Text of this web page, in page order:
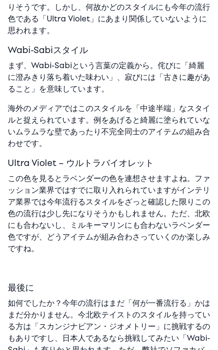
りそうです。しかし、何故かどのスタイルにも今年の流行
色である「Ultra Violet」にあまり関係していないように
思われます。
Wabi-Sabiスタイル
まず、Wabi-Sabiという言葉の定義から。侘びに「綺麗
に澄みきり落ち着いた味わい」、寂びには「古きに趣があ
ること」を意味しています。
海外のメディアではこのスタイルを「中途半端」なスタイ
ルと捉えられています。例をあげると綺麗に塗られていな
いムラムラな壁であったり不完全同士のアイテムの組み合
わせです。
Ultra Violet – ウルトラバイオレット
この色を見るとラベンダーの色を連想させますよね。ファ
ッション業界ではすでに取り入れられていますがインテリ
ア業界では今年流行るスタイルをざっと確認した限りこの
色の流行は少し先になりそうかもしれません。ただ、北欧
にも合わないし、ミルキーマリンにも合わないラベンダー
色ですが、どうアイテムが組み合わさっていくのか楽しみ
ですね。
最後に
如何でしたか？今年の流行はまだ「何が一番流行る」かは
まだ分かりません。今北欧テイストのスタイルを持ってい
る方は「スカンジナビアン・ジオメトリー」に挑戦するの
もありですし、日本人であるなら挑戦してみたい「Wabi-